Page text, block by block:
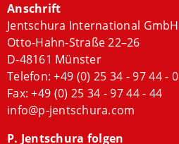
Anschrift
Jentschura International GmbH
Otto-Hahn-Straße 22–26
D-48161 Münster
Telefon:+49 (0) 25 34 - 97 44 - 0
Fax: +49 (0) 25 34 - 97 44 - 44
info@p-jentschura.com
P. Jentschura folgen